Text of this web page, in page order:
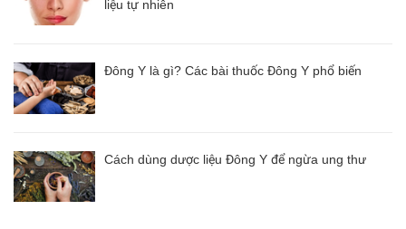
liệu tự nhiên
Đông Y là gì? Các bài thuốc Đông Y phổ biến
Cách dùng dược liệu Đông Y để ngừa ung thư